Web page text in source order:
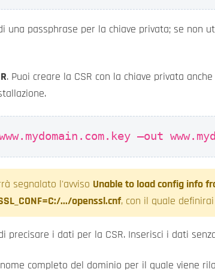
una passphrase per la chiave privata; se non
. Puoi creare la CSR con la chiave privata
–out
segnalato l'avviso Unable to load config info
.../openssl.cnf, con il quale
precisare i dati per la CSR. Inserisci i dati
completo del dominio per il quale viene